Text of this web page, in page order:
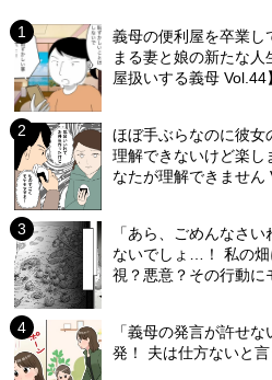
義母の便利屋を卒業し
まる妻と娘の新たな人
屋扱いする義母 Vol.44
ほぼ手ぶらなのに彼女
理解できないけど楽し
なたが理解できません
「あら、ごめんなさ
ないでしょ…！ 私の
視？悪意？その行動に
「義母の発言が許せ
発！ 夫は仕方ないと